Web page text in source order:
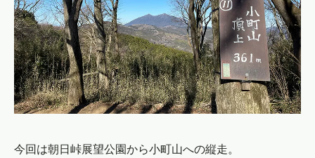
今回は朝日峠展望公園から小町山への縦走。